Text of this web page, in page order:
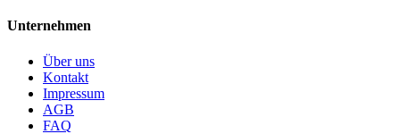
Unternehmen
Über uns
Kontakt
Impressum
AGB
FAQ